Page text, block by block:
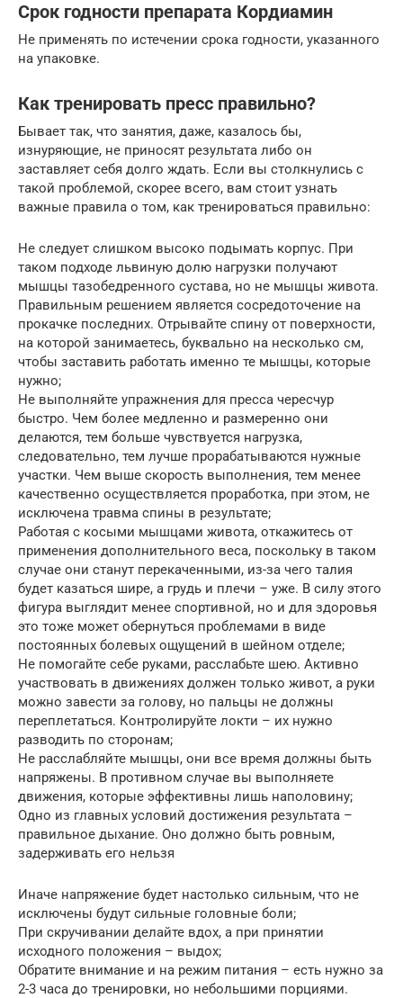
Срок годности препарата Кордиамин
Не применять по истечении срока годности, указанного
на упаковке.
Как тренировать пресс правильно?
Бывает так, что занятия, даже, казалось бы,
изнуряющие, не приносят результата либо он
заставляет себя долго ждать. Если вы столкнулись с
такой проблемой, скорее всего, вам стоит узнать
важные правила о том, как тренироваться правильно:
Не следует слишком высоко подымать корпус. При
таком подходе львиную долю нагрузки получают
мышцы тазобедренного сустава, но не мышцы живота.
Правильным решением является сосредоточение на
прокачке последних. Отрывайте спину от поверхности,
на которой занимаетесь, буквально на несколько см,
чтобы заставить работать именно те мышцы, которые
нужно;
Не выполняйте упражнения для пресса чересчур
быстро. Чем более медленно и размеренно они
делаются, тем больше чувствуется нагрузка,
следовательно, тем лучше прорабатываются нужные
участки. Чем выше скорость выполнения, тем менее
качественно осуществляется проработка, при этом, не
исключена травма спины в результате;
Работая с косыми мышцами живота, откажитесь от
применения дополнительного веса, поскольку в таком
случае они станут перекаченными, из-за чего талия
будет казаться шире, а грудь и плечи – уже. В силу этого
фигура выглядит менее спортивной, но и для здоровья
это тоже может обернуться проблемами в виде
постоянных болевых ощущений в шейном отделе;
Не помогайте себе руками, расслабьте шею. Активно
участвовать в движениях должен только живот, а руки
можно завести за голову, но пальцы не должны
переплетаться. Контролируйте локти – их нужно
разводить по сторонам;
Не расслабляйте мышцы, они все время должны быть
напряжены. В противном случае вы выполняете
движения, которые эффективны лишь наполовину;
Одно из главных условий достижения результата –
правильное дыхание. Оно должно быть ровным,
задерживать его нельзя
Иначе напряжение будет настолько сильным, что не
исключены будут сильные головные боли;
При скручивании делайте вдох, а при принятии
исходного положения – выдох;
Обратите внимание и на режим питания – есть нужно за
2-3 часа до тренировки, но небольшими порциями.